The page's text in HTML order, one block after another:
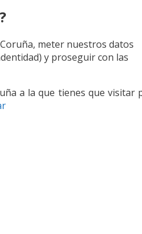
meter nuestros datos
y proseguir con las
a la que tienes que visitar